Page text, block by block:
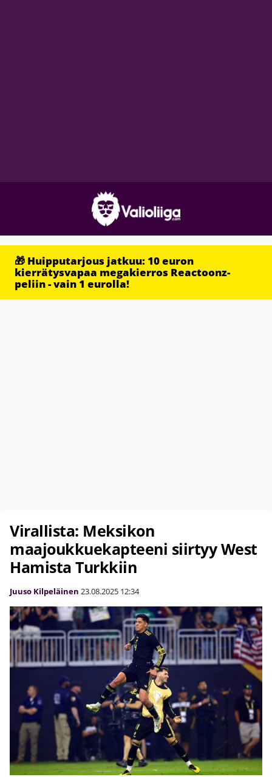
🎁 Huipputarjous jatkuu: 10 euron
kierrätysvapaa megakierros Reactoonz-
peliin - vain 1 eurolla!
Virallista: Meksikon
maajoukkuekapteeni siirtyy West
Hamista Turkkiin
Juuso Kilpeläinen 23.08.2025 12:34